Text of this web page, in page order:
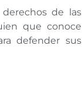
de las
que conoce
defender sus